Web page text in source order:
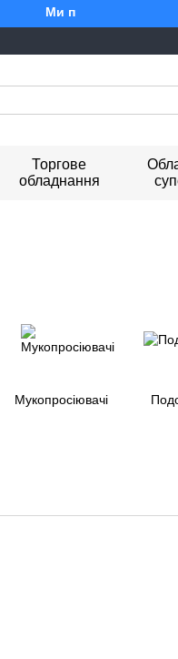
Ми працюємо. Все буде
Торгове
обладнання
Мукопросіювачі